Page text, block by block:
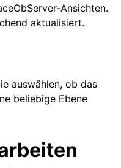
Ansichten.
aktualisiert.
auswählen, ob das
beliebige Ebene